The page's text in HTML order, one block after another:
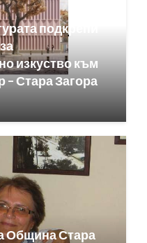
подкрепи
изкуство към
– Стара Загора
Община Стара